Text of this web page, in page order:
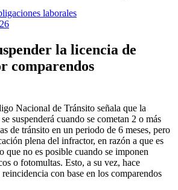
laborales
la licencia de
comparendos
Nacional de Tránsito señala que la
suspenderá cuando se cometan 2 o más
de tránsito en un periodo de 6 meses, pero
plena del infractor, en razón a que es
que no es posible cuando se imponen
o fotomultas. Esto, a su vez, hace
con base en los comparendos